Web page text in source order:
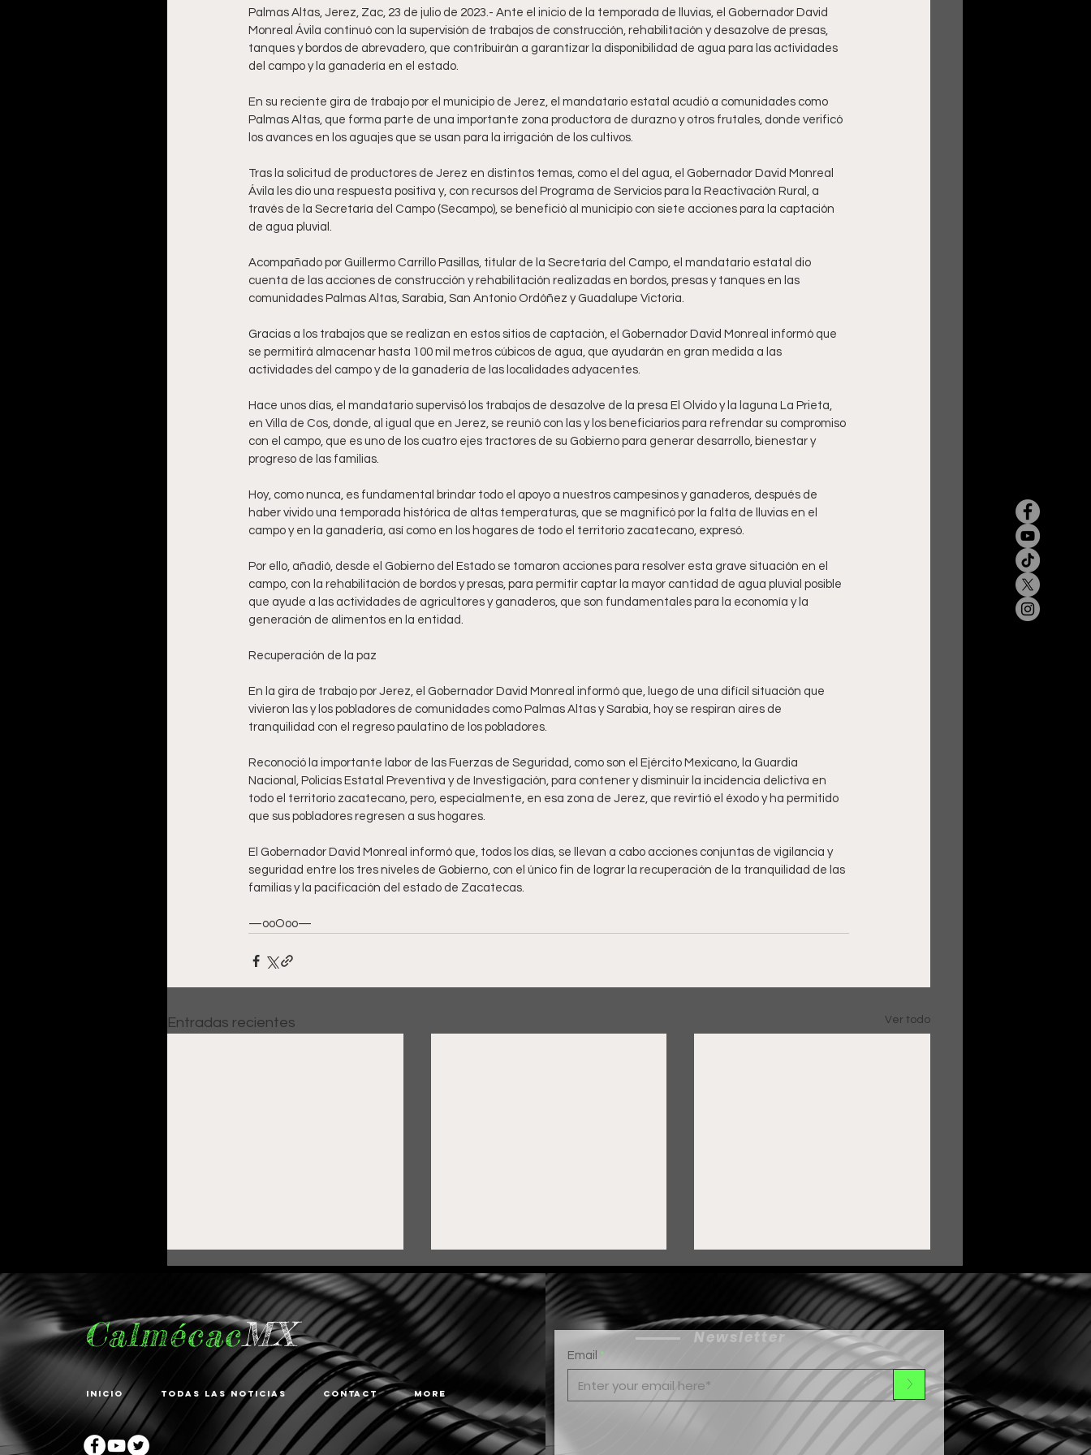
Palmas Altas, Jerez, Zac, 23 de julio de 2023.- Ante el inicio de la temporada de lluvias, el Gobernador David
Monreal Ávila continuó con la supervisión de trabajos de construcción, rehabilitación y desazolve de presas,
tanques y bordos de abrevadero, que contribuirán a garantizar la disponibilidad de agua para las actividades
del campo y la ganadería en el estado.
En su reciente gira de trabajo por el municipio de Jerez, el mandatario estatal acudió a comunidades como
Palmas Altas, que forma parte de una importante zona productora de durazno y otros frutales, donde verificó
los avances en los aguajes que se usan para la irrigación de los cultivos.
Tras la solicitud de productores de Jerez en distintos temas, como el del agua, el Gobernador David Monreal
Ávila les dio una respuesta positiva y, con recursos del Programa de Servicios para la Reactivación Rural, a
través de la Secretaría del Campo (Secampo), se benefició al municipio con siete acciones para la captación
de agua pluvial.
Acompañado por Guillermo Carrillo Pasillas, titular de la Secretaría del Campo, el mandatario estatal dio
cuenta de las acciones de construcción y rehabilitación realizadas en bordos, presas y tanques en las
comunidades Palmas Altas, Sarabia, San Antonio Ordóñez y Guadalupe Victoria.
Gracias a los trabajos que se realizan en estos sitios de captación, el Gobernador David Monreal informó que
se permitirá almacenar hasta 100 mil metros cúbicos de agua, que ayudarán en gran medida a las
actividades del campo y de la ganadería de las localidades adyacentes.
Hace unos días, el mandatario supervisó los trabajos de desazolve de la presa El Olvido y la laguna La Prieta,
en Villa de Cos, donde, al igual que en Jerez, se reunió con las y los beneficiarios para refrendar su compromiso
con el campo, que es uno de los cuatro ejes tractores de su Gobierno para generar desarrollo, bienestar y
progreso de las familias.
Hoy, como nunca, es fundamental brindar todo el apoyo a nuestros campesinos y ganaderos, después de
haber vivido una temporada histórica de altas temperaturas, que se magnificó por la falta de lluvias en el
campo y en la ganadería, así como en los hogares de todo el territorio zacatecano, expresó.
Por ello, añadió, desde el Gobierno del Estado se tomaron acciones para resolver esta grave situación en el
campo, con la rehabilitación de bordos y presas, para permitir captar la mayor cantidad de agua pluvial posible
que ayude a las actividades de agricultores y ganaderos, que son fundamentales para la economía y la
generación de alimentos en la entidad.
Recuperación de la paz
En la gira de trabajo por Jerez, el Gobernador David Monreal informó que, luego de una difícil situación que
vivieron las y los pobladores de comunidades como Palmas Altas y Sarabia, hoy se respiran aires de
tranquilidad con el regreso paulatino de los pobladores.
Reconoció la importante labor de las Fuerzas de Seguridad, como son el Ejército Mexicano, la Guardia
Nacional, Policías Estatal Preventiva y de Investigación, para contener y disminuir la incidencia delictiva en
todo el territorio zacatecano, pero, especialmente, en esa zona de Jerez, que revirtió el éxodo y ha permitido
que sus pobladores regresen a sus hogares.
El Gobernador David Monreal informó que, todos los días, se llevan a cabo acciones conjuntas de vigilancia y
seguridad entre los tres niveles de Gobierno, con el único fin de lograr la recuperación de la tranquilidad de las
familias y la pacificación del estado de Zacatecas.
—ooOoo—
Entradas recientes Ver todo
Fortalece Gobierno de
Pepe Saldívar la
Gobierno de Pepe Saldívar
y grupo FEMSA generan
Fortalece Zacatecas lazos
CalmécacMX
Inicio Todas las noticias Contact More
Newsletter
Email
>